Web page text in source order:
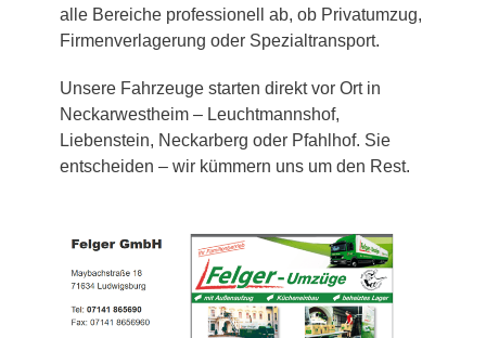
alle Bereiche professionell ab, ob Privatumzug,
Firmenverlagerung oder Spezialtransport.
Unsere Fahrzeuge starten direkt vor Ort in
Neckarwestheim – Leuchtmannshof,
Liebenstein, Neckarberg oder Pfahlhof. Sie
entscheiden – wir kümmern uns um den Rest.